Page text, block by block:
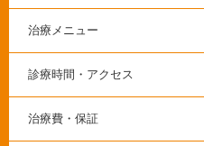
治療メニュー
診療時間・アクセス
治療費・保証